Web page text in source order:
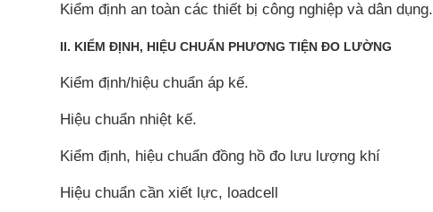
Kiểm định an toàn các thiết bị công nghiệp và dân dụng.
II. KIỂM ĐỊNH, HIỆU CHUẨN PHƯƠNG TIỆN ĐO LƯỜNG
Kiểm định/hiệu chuẩn áp kế.
Hiệu chuẩn nhiệt kế.
Kiểm định, hiệu chuẩn đồng hồ đo lưu lượng khí
Hiệu chuẩn cần xiết lực, loadcell